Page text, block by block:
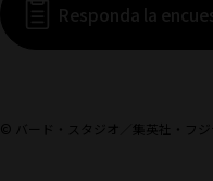
Responda la
© バード・スタジオ／集英社・フジ